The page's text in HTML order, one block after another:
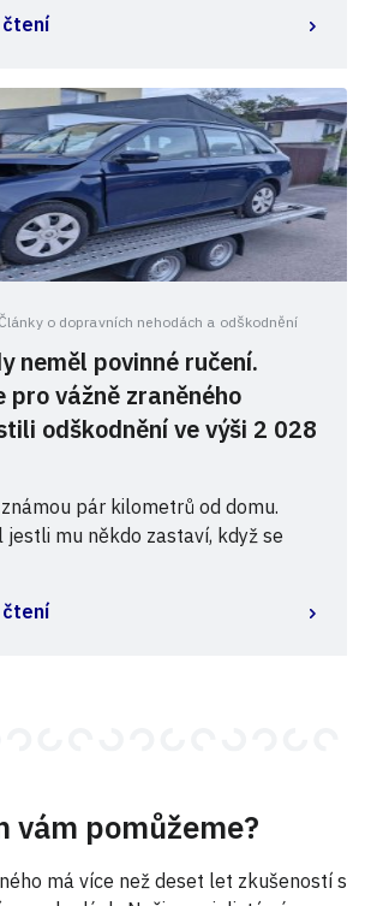
Články o dopravních nehodách a odškodnění
neměl povinné ručení.
pro vážně zraněného
odškodnění ve výši 2 028
pár kilometrů od domu.
jestli mu někdo zastaví, když se
vám pomůžeme?
má více než deset let zkušeností s